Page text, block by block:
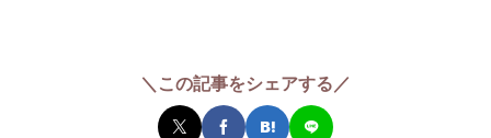
＼この記事をシェアする／